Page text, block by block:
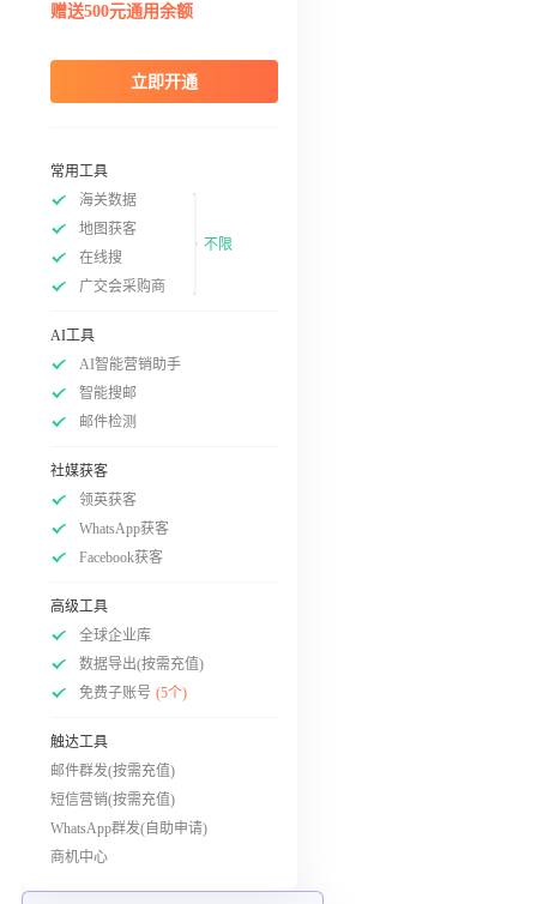
赠送500元通用余额
立即开通
常用工具
海关数据
地图获客
在线搜
广交会采购商
不限
AI工具
AI智能营销助手
智能搜邮
邮件检测
社媒获客
领英获客
WhatsApp获客
Facebook获客
高级工具
全球企业库
数据导出(按需充值)
免费子账号 (5个)
触达工具
邮件群发(按需充值)
短信营销(按需充值)
WhatsApp群发(自助申请)
商机中心